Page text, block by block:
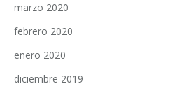
marzo 2020
febrero 2020
enero 2020
diciembre 2019